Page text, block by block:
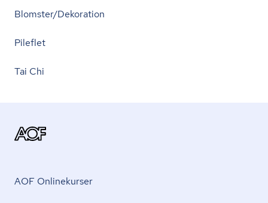
Blomster/Dekoration
Pileflet
Tai Chi
AOF Onlinekurser